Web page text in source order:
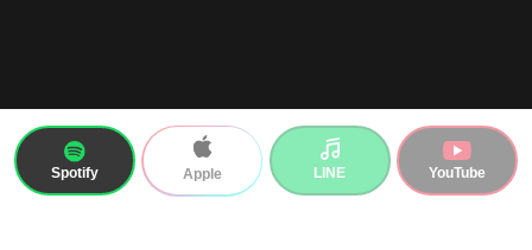
Spotify Apple LINE YouTube